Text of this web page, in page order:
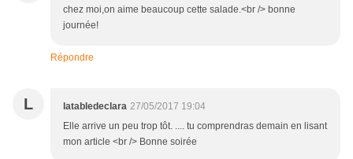
chez moi,on aime beaucoup cette salade.<br /> bonne
journée!
Répondre
L latabledeclara 27/05/2017 19:04
Elle arrive un peu trop tôt. .... tu comprendras demain en lisant
mon article <br /> Bonne soirée